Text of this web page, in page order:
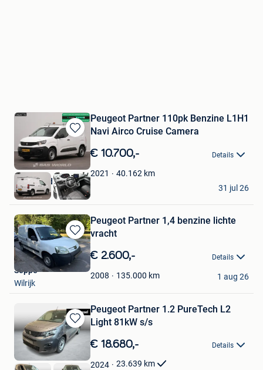
Bewaren
in
Mijn
Favorieten
Peugeot Partner 110pk Benzine L1H1
Navi Airco Cruise Camera
€ 10.700,- Details
2021 40.162 km
BAS World
Veghel
31 jul 26
Bewaren
in
Mijn
Favorieten
Peugeot Partner 1,4 benzine lichte
vracht
€ 2.600,- Details
2008 135.000 km
Seppe
Wilrijk
1 aug 26
Bewaren
in
Mijn
Favorieten
Peugeot Partner 1.2 PureTech L2
Light 81kW s/s
€ 18.680,- Details
2024 23.639 km